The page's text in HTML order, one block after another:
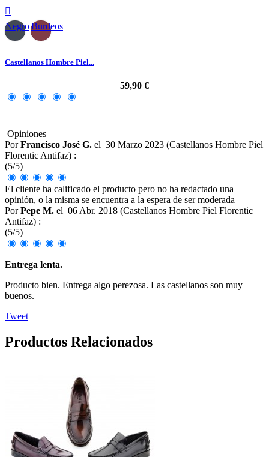

NegroBurdeos
Castellanos Hombre Piel...
59,90 €
Opiniones
PorFrancisco José G. el 30 Marzo 2023 (Castellanos Hombre Piel
Florentic Antifaz) :
(5/5)
El cliente ha calificado el producto pero no ha redactado una
opinión, o la misma se encuentra a la espera de ser moderada
PorPepe M. el 06 Abr. 2018 (Castellanos Hombre Piel Florentic
Antifaz) :
(5/5)
Entrega lenta.
Producto bien. Entrega algo perezosa. Las castellanos son muy
buenos.
Tweet
Productos Relacionados